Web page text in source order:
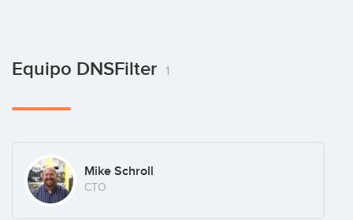
Equipo DNSFilter 1
Mike Schroll
CTO